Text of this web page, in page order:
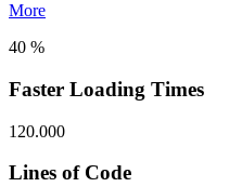
More
40 %
Faster Loading Times
120.000
Lines of Code